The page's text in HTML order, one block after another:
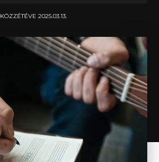
KÖZZÉTÉVE 2025.03.13.